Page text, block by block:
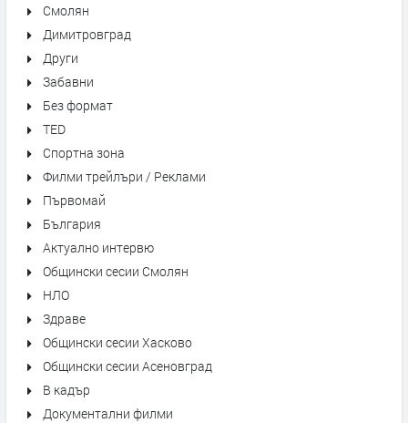
Смолян
Димитровград
Други
Забавни
Без формат
TED
Спортна зона
Филми трейлъри / Реклами
Първомай
България
Актуално интервю
Общински сесии Смолян
НЛО
Здраве
Общински сесии Хасково
Общински сесии Асеновград
В кадър
Документални филми